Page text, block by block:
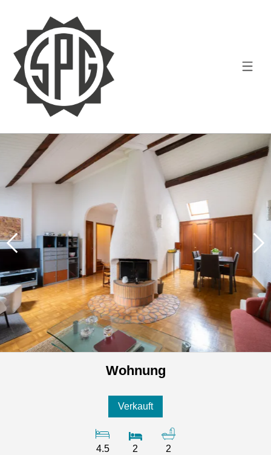
Wohnung
Verkauft
4.5 2 2